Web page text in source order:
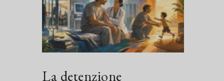
La detenzione